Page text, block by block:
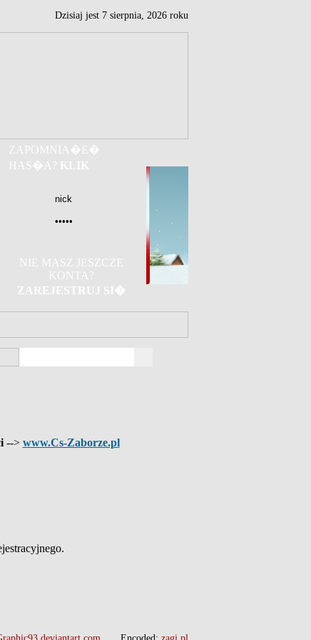
Dzisiaj jest 7 sierpnia, 2026 roku
ZAPOMNIA�E�
HAS�A? KLIK
NIE MASZ JESZCZE
KONTA?
ZAREJESTRUJ SI�
--> www.Cs-Zaborze.pl